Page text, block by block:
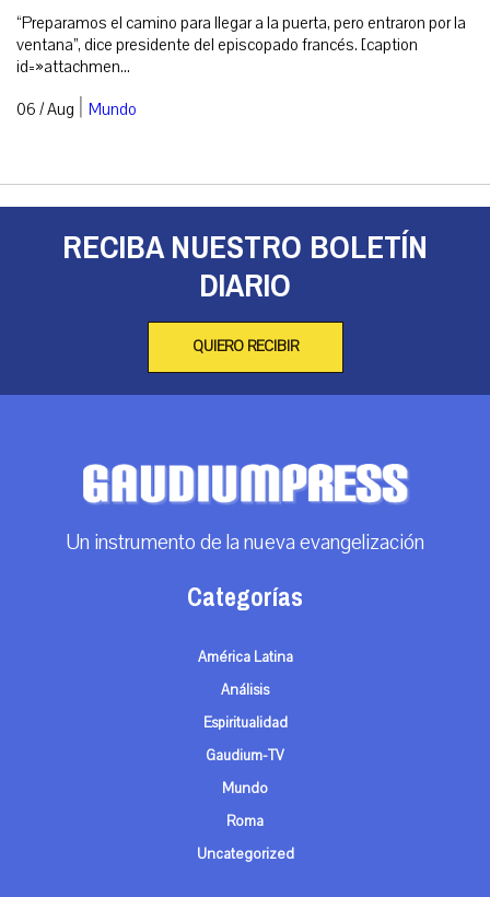
“Preparamos el camino para llegar a la puerta, pero entraron por la
ventana”, dice presidente del episcopado francés. [caption
id=»attachmen...
06 / Aug | Mundo
RECIBA NUESTRO BOLETÍN
DIARIO
QUIERO RECIBIR
Un instrumento de la nueva evangelización
Categorías
América Latina
Análisis
Espiritualidad
Gaudium-TV
Mundo
Roma
Uncategorized